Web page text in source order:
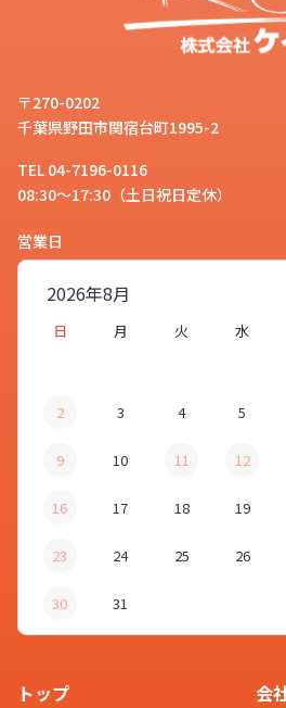
〒270-0202
千葉県野田市関宿台町1995-2
TEL 04-7196-0116
08:30～17:30（土日祝日定休）
営業日
8月
2026年
日 月 火 水
2 3 4 5
9 10 11 12
16 17 18 19
23 24 25 26
30 31
トップ
会